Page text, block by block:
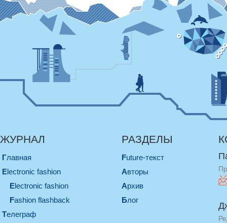
ЖУРНАЛ
Главная
electronic fashion
electronic fashion
Fashion flashback
телеграф
РАЗДЕЛЫ
Future-текст
Авторы
Архив
Блог